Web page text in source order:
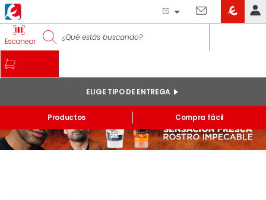
IDENTIFÍCATE
Pedidos online
Mis productos comprados en tienda y online
Listas
ES
Escanear
Productos
ELIGE TIPO DE ENTREGA
Compra fácil